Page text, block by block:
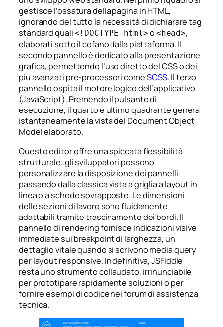
gestisce l’ossatura della pagina in HTML,
ignorando del tutto la necessità di dichiarare tag
standard quali <!DOCTYPE html> o <head>,
elaborati sotto il cofano dalla piattaforma. Il
secondo pannello è dedicato alla presentazione
grafica, permettendo l’uso diretto del CSS o dei
più avanzati pre-processori comeSCSS. Il terzo
pannello ospita il motore logico dell’applicativo
(JavaScript). Premendo il pulsante di
esecuzione, il quarto e ultimo quadrante genera
istantaneamente la vista del Document Object
Model elaborato.
Questo editor offre una spiccata flessibilità
strutturale: gli sviluppatori possono
personalizzare la disposizione dei pannelli
passando dalla classica vista a griglia a layout in
linea o a schede sovrapposte. Le dimensioni
delle sezioni di lavoro sono fluidamente
adattabili tramite trascinamento dei bordi. Il
pannello di rendering fornisce indicazioni visive
immediate sui breakpoint di larghezza, un
dettaglio vitale quando si scrivono media query
per layout responsive. In definitiva, JSFiddle
resta uno strumento collaudato, irrinunciabile
per prototipare rapidamente soluzioni o per
fornire esempi di codice nei forum di assistenza
tecnica.